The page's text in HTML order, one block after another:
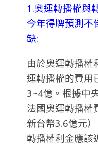
1.奧運轉播權與
今年得牌預測不
缺:
由於奧運轉播權
運轉播權的費用
3~4億。根據中
法國奧運轉播權
新台幣3.6億元
轉播權利金應該